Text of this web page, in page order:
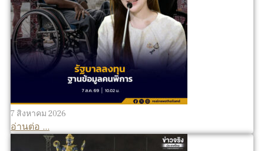
7 สิงหาคม 2026
อ่านต่อ ...